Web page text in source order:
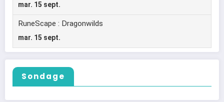
Sondage